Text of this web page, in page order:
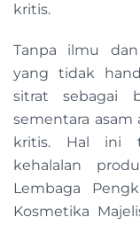
kritis.
Tanpa ilmu
yang tidak
sitrat sebagai
sementara
kritis. Hal ini
kehalalan
Lembaga
Kosmetika